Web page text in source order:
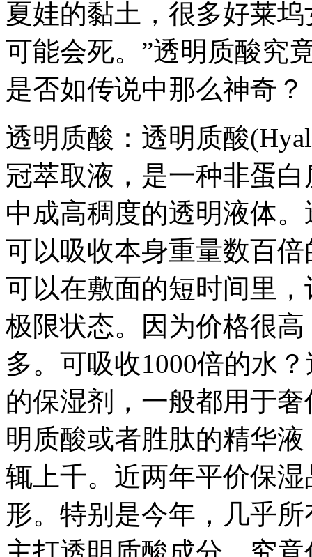
夏娃的黏土，很多好莱
可能会死。”透明质酸究
是否如传说中那么神奇？
透明质酸：透明质酸
冠萃取液，是一种非蛋
中成高稠度的透明液体
可以吸收本身重量数百
可以在敷面的短时间里
极限状态。因为价格很
多。可吸收1000倍的水
的保湿剂，一般都用于
明质酸或者胜肽的精华
辄上千。近两年平价保
形。特别是今年，几乎